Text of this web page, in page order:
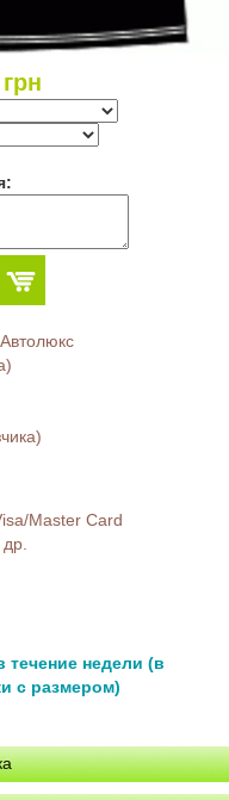
Master Card
течение недели (в
с размером)